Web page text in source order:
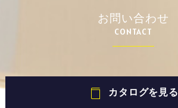
お問い合わせ
CONTACT
カタログを見る